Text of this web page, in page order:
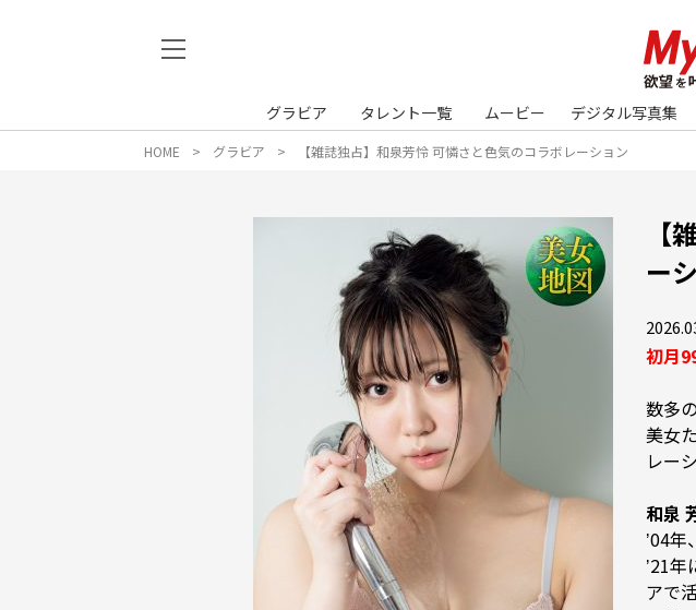
グラビア タレント一覧 ムービー デジタル写真集
HOME グラビア 【雑誌独占】和泉芳怜 可憐さと色気のコラボレーション
【
ー
初月
数多
美女
レー
和泉
ʼ04
ʼ21
アで